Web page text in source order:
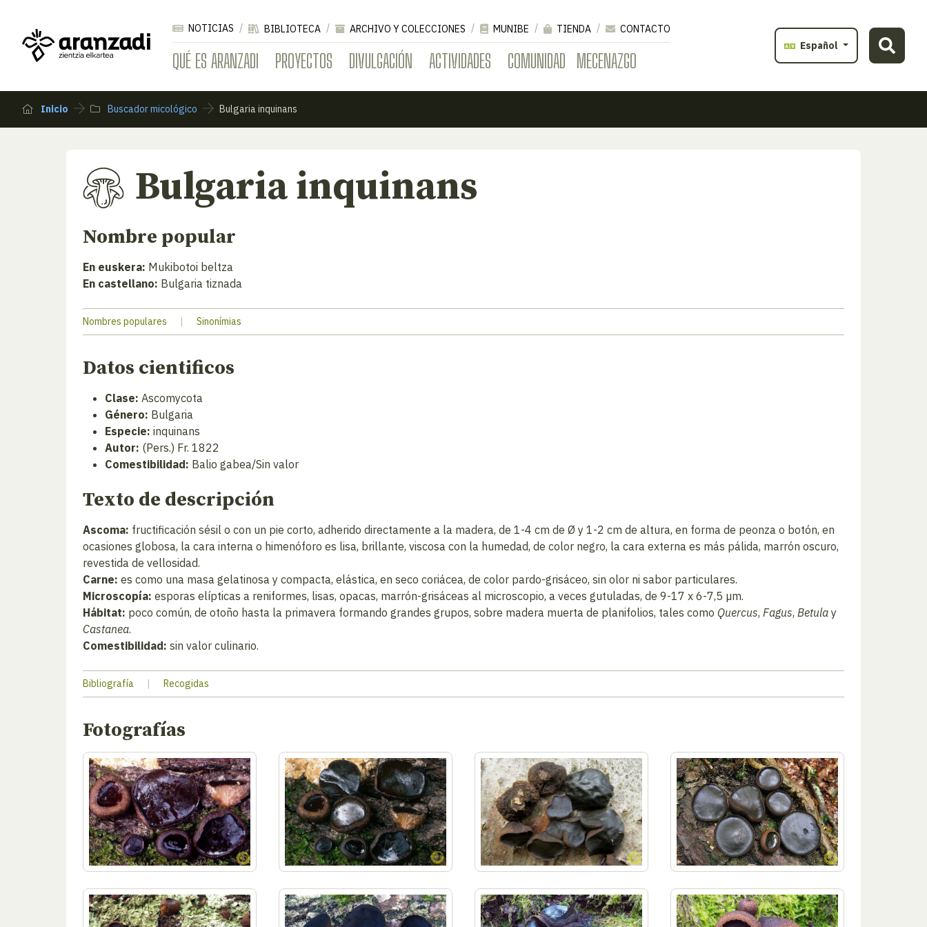
QUÉ ES ARANZADI PROYECTOS DIVULGACIÓN ACTIVIDADES COMUNIDAD MECENAZGO
NOTICIAS BIBLIOTECA ARCHIVO Y COLECCIONES MUNIBE TIENDA
CONTACTO
Español
Inicio Buscador micológico Bulgaria inquinans
Bulgaria inquinans
Nombre popular
En euskera: Mukibotoi beltza
En castellano: Bulgaria tiznada
Nombres populares | Sinonímias
Datos cientificos
Clase: Ascomycota
Género: Bulgaria
Especie: inquinans
Autor: (Pers.) Fr. 1822
Comestibilidad: Balio gabea/Sin valor
Texto de descripción
Ascoma: fructificación sésil o con un pie corto, adherido directamente a la madera, de 1-4 cm de Ø y 1-2 cm de altura, en forma de peonza o botón, en
ocasiones globosa, la cara interna o himenóforo es lisa, brillante, viscosa con la humedad, de color negro, la cara externa es más pálida, marrón oscuro,
revestida de vellosidad.
Carne: es como una masa gelatinosa y compacta, elástica, en seco coriácea, de color pardo-grisáceo, sin olor ni sabor particulares.
Microscopía: esporas elípticas a reniformes, lisas, opacas, marrón-grisáceas al microscopio, a veces gutuladas, de 9-17 x 6-7,5 µm.
Hábitat: poco común, de otoño hasta la primavera formando grandes grupos, sobre madera muerta de planifolios, tales como Quercus, Fagus, Betula y
Castanea.
Comestibilidad: sin valor culinario.
Bibliografía | Recogidas
Fotografías